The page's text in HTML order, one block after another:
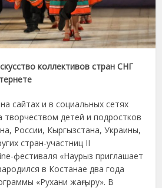
коллективов стран СНГ
сайтах и в социальных сетях
детей и подростков
России, Кыргызстана, Украины,
стран-участниц II
фестиваля «Наурыз приглашает
в Костанае два года
«Рухани жаңғыру». В